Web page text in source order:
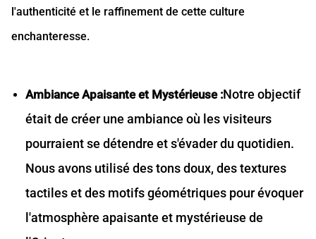
l'authenticité et le raffinement de cette culture
enchanteresse.
Ambiance Apaisante et Mystérieuse :Notre objectif
était de créer une ambiance où les visiteurs
pourraient se détendre et s'évader du quotidien.
Nous avons utilisé des tons doux, des textures
tactiles et des motifs géométriques pour évoquer
l'atmosphère apaisante et mystérieuse de